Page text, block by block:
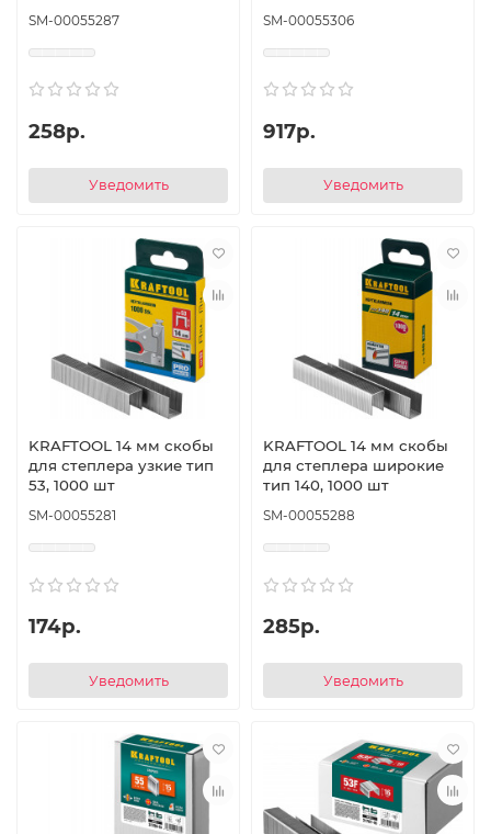
SM-00055287
258р.
Уведомить
SM-00055306
917р.
Уведомить
KRAFTOOL 14 мм скобы
для степлера узкие тип
53, 1000 шт
SM-00055281
174р.
Уведомить
KRAFTOOL 14 мм скобы
для степлера широкие
тип 140, 1000 шт
SM-00055288
285р.
Уведомить